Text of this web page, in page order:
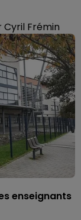
Cyril Frémin
enseignants